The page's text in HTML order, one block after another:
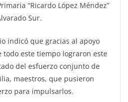
“Ricardo López Méndez”
Sur.
indicó que gracias al apoyo
este tiempo lograron este
del esfuerzo conjunto de
maestros, que pusieron
para impulsarlos.